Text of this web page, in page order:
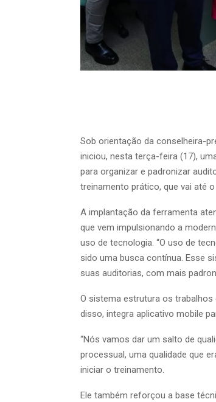
Sob orientação da conselheira-
iniciou, nesta terça-feira (17),
para organizar e padronizar
treinamento prático, que vai até
A implantação da ferramenta
que vem impulsionando a
uso de tecnologia. “O uso de
sido uma busca contínua. Esse
suas auditorias, com mais
O sistema estrutura os
disso, integra aplicativo mobile
“Nós vamos dar um salto de
processual, uma qualidade que
iniciar o treinamento.
Ele também reforçou a base